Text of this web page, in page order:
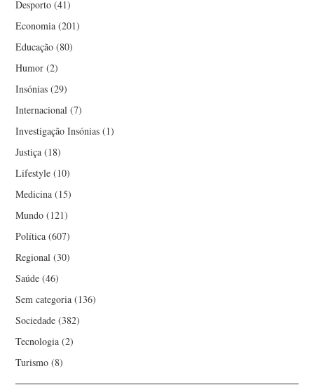
Desporto (41)
Economia (201)
Educação (80)
Humor (2)
Insónias (29)
Internacional (7)
Investigação Insónias (1)
Justiça (18)
Lifestyle (10)
Medicina (15)
Mundo (121)
Política (607)
Regional (30)
Saúde (46)
Sem categoria (136)
Sociedade (382)
Tecnologia (2)
Turismo (8)